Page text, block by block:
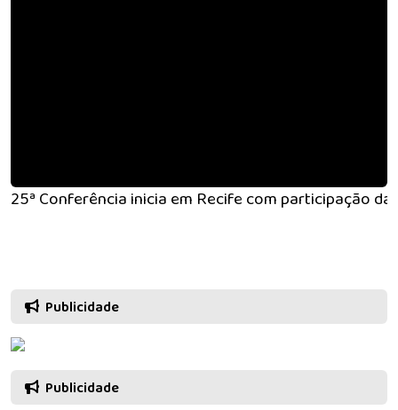
25ª Conferência inicia em Recife com participação da
Publicidade
Publicidade